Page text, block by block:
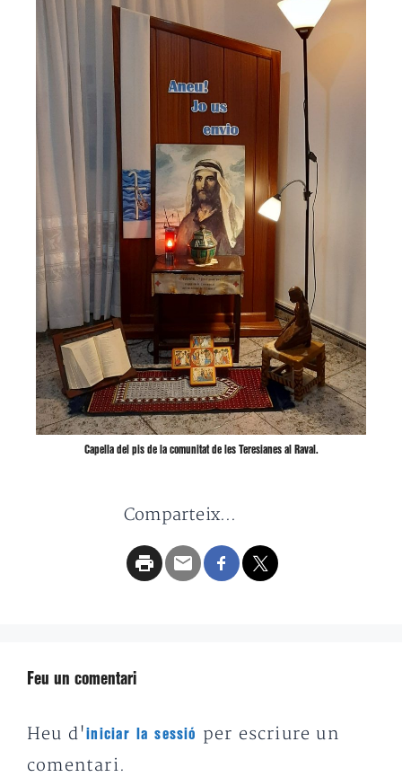
Capella del pis de la comunitat de les Teresianes al Raval.
Comparteix...
Feu un comentari
Heu d'iniciar la sessió
per escriure un
comentari.